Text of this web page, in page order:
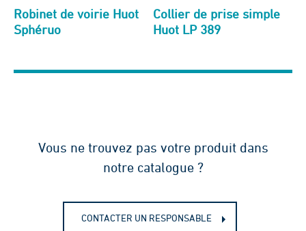
Robinet de voirie Huot
Sphéruo
Collier de prise simple
Huot LP 389
Vous ne trouvez pas votre produit dans
notre catalogue ?
CONTACTER UN RESPONSABLE